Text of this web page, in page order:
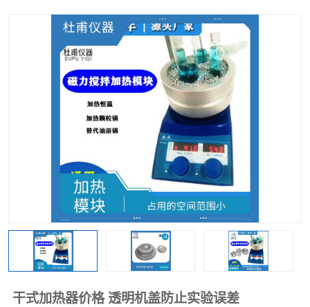
干式加热器价格 透明机盖防止实验误差
高温循环油浴锅母 五抽头循环水真空泵
多功能水浴锅 多功能油浴锅
单层玻璃反应釜 低温恒温反应浴槽
电动搅拌器
加热模块